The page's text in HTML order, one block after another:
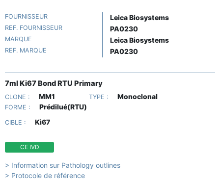
FOURNISSEUR Leica Biosystems
REF. FOURNISSEUR PA0230
MARQUE Leica Biosystems
REF. MARQUE PA0230
7ml Ki67 Bond RTU Primary
CLONE : MM1 TYPE : Monoclonal
FORME : Prédilué(RTU)
CIBLE : Ki67
CE IVD
> Information sur Pathology outlines
> Protocole de référence